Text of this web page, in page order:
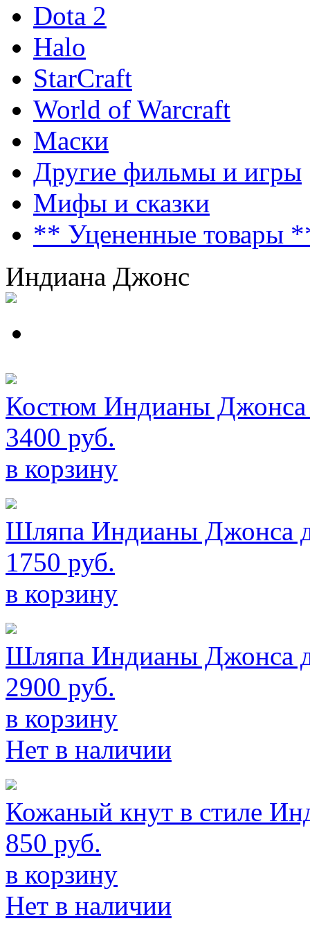
Dota 2
Halo
StarCraft
World of Warcraft
Маски
Другие фильмы и игры
Мифы и сказки
** Уцененные товары
Индиана Джонс
Костюм Индианы Джонса
3400 руб.
в корзину
Шляпа Индианы Джонса
1750 руб.
в корзину
Шляпа Индианы Джонса
2900 руб.
в корзину
Нет в наличии
Кожаный кнут в стиле
850 руб.
в корзину
Нет в наличии